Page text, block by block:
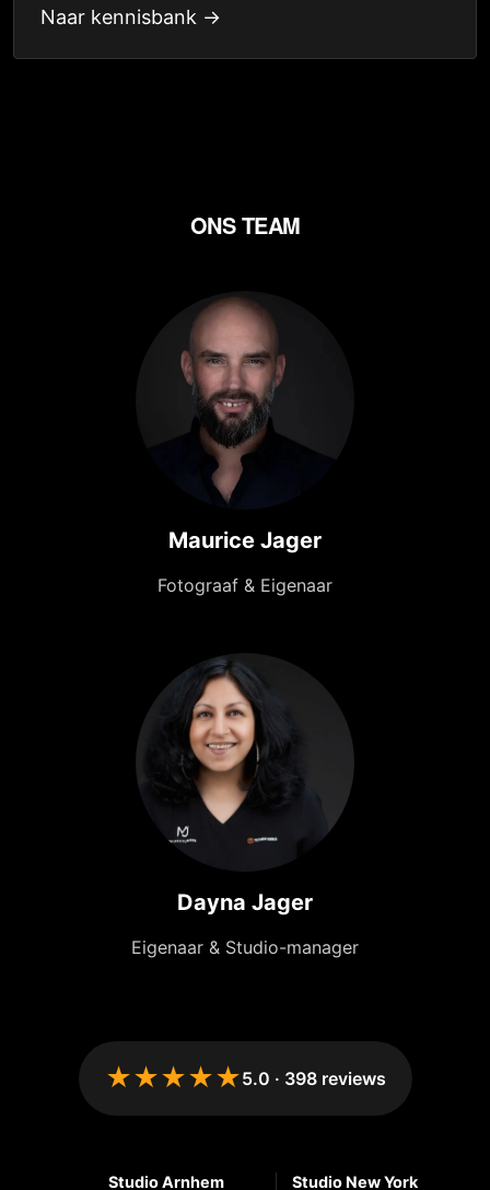
Naar kennisbank →
ONS TEAM
Maurice Jager
Fotograaf & Eigenaar
Dayna Jager
Eigenaar & Studio-manager
★★★★★5.0 · 398reviews
Studio Arnhem
Studio New York